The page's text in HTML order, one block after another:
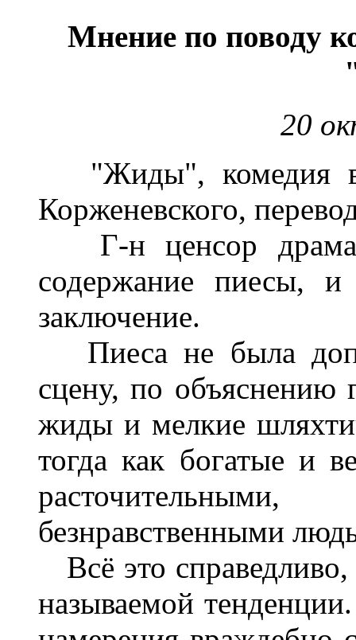
Мнение по поводу
20
"Жиды", комедия в
Корженевского,
Г-н ценсор
содержание пиесы, и
заключение.
Пиеса не была
сцену, по объяснению
жиды и мелкие
тогда как богатые и
безнравственными
Всё это
называемой